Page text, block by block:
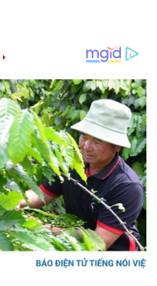
Ô tô - Xe máy